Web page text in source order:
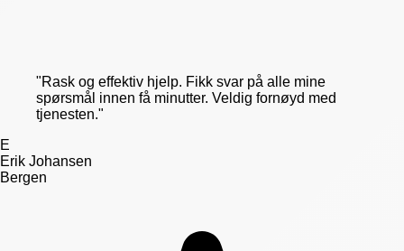
"Rask og effektiv hjelp. Fikk svar på alle mine
spørsmål innen få minutter. Veldig fornøyd med
tjenesten."
E
Erik Johansen
Bergen